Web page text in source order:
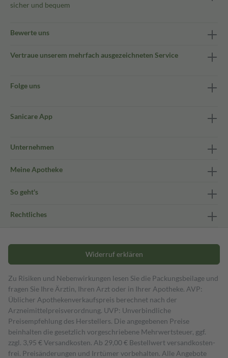
sicher und bequem
Bewerte uns
Vertraue unserem mehrfach ausgezeichneten Service
Folge uns
Sanicare App
Unternehmen
Meine Apotheke
So geht's
Rechtliches
Widerruf erklären
Zu Risiken und Nebenwirkungen lesen Sie die Packungsbeilage und
fragen Sie Ihre Ärztin, Ihren Arzt oder in Ihrer Apotheke. AVP:
Üblicher Apothekenverkaufspreis berechnet nach der
Arzneimittelpreisverordnung. UVP: Unverbindliche
Preisempfehlung des Herstellers. Die angegebenen Preise
beinhalten die gesetzlich vorgeschriebene Mehrwertsteuer, ggf.
zzgl. 3,95 € Versandkosten. Ab 29,00 € Bestell­wert versand­kosten­
frei. Preisänderungen und Irrtümer vorbehalten. Alle Angebote